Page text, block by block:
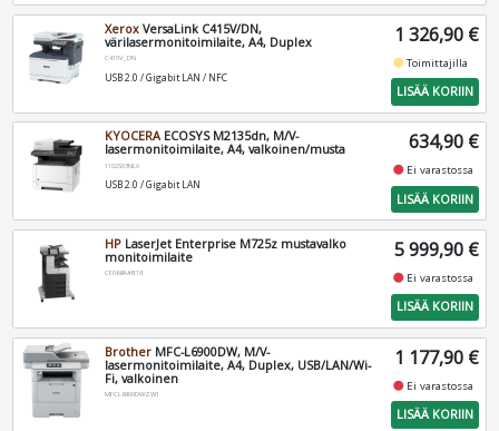
Xerox VersaLink C415V/DN,
värilasermonitoimilaite, A4, Duplex
C415V_DN
USB 2.0 / Gigabit LAN / NFC
1 326,90 €
fiber_manual_recordToimittajilla
LISÄÄ KORIIN
KYOCERAECOSYS M2135dn, M/V-
lasermonitoimilaite, A4, valkoinen/musta
1102S03NL0
USB 2.0 / Gigabit LAN
634,90 €
fiber_manual_record Ei varastossa
LISÄÄ KORIIN
HP LaserJet Enterprise M725z mustavalko
monitoimilaite
CF068A#B19
5 999,90 €
fiber_manual_record Ei varastossa
LISÄÄ KORIIN
Brother MFC-L6900DW, M/V-
lasermonitoimilaite, A4, Duplex, USB/LAN/Wi-
Fi, valkoinen
MFCL6900DWZW1
1 177,90 €
fiber_manual_record Ei varastossa
LISÄÄ KORIIN